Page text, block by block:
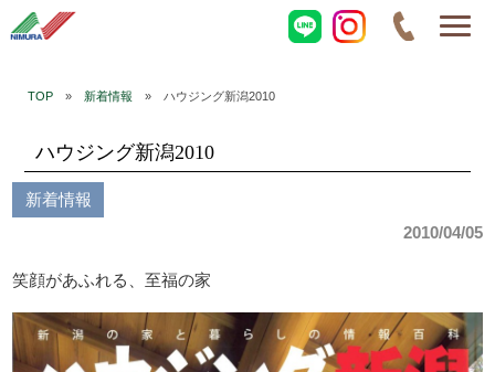
TOP» 新着情報 » ハウジング新潟2010
ハウジング新潟2010
新着情報
2010/04/05
笑顔があふれる、至福の家